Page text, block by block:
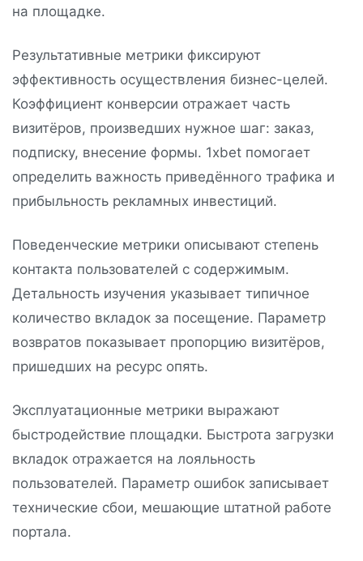
на площадке.
Результативные метрики фиксируют
эффективность осуществления бизнес-целей.
Коэффициент конверсии отражает часть
визитёров, произведших нужное шаг: заказ,
подписку, внесение формы. 1xbet помогает
определить важность приведённого трафика и
прибыльность рекламных инвестиций.
Поведенческие метрики описывают степень
контакта пользователей с содержимым.
Детальность изучения указывает типичное
количество вкладок за посещение. Параметр
возвратов показывает пропорцию визитёров,
пришедших на ресурс опять.
Эксплуатационные метрики выражают
быстродействие площадки. Быстрота загрузки
вкладок отражается на лояльность
пользователей. Параметр ошибок записывает
технические сбои, мешающие штатной работе
портала.